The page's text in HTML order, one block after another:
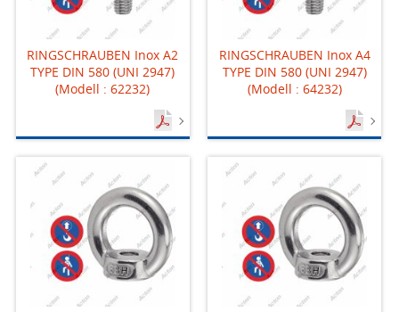
RINGSCHRAUBEN Inox A2
TYPE DIN 580 (UNI 2947)
(Modell : 62232)
RINGSCHRAUBEN Inox A4
TYPE DIN 580 (UNI 2947)
(Modell : 64232)